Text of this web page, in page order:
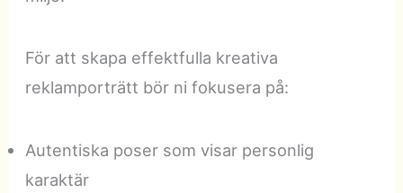
För att skapa effektfulla kreativa
reklamporträtt bör ni fokusera på:
Autentiska poser som visar personlig
karaktär